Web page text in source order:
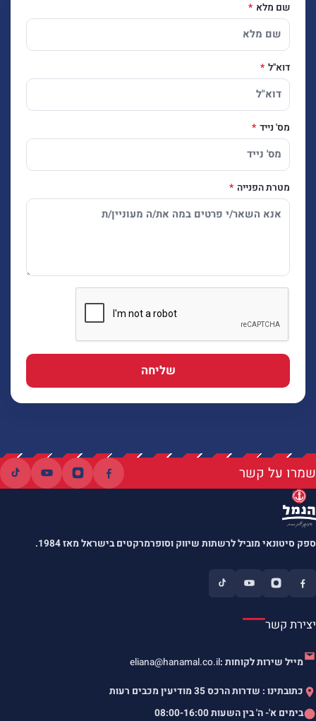
שם מלא
דוא"ל
מס' נייד
מטרת הפנייה
שליחה
שמרו על קשר
ספק סיטונאי מוביל לרשתות שיווק וסופרמרקטים בישראל מאז 1984.
יצירת קשר
מייל שירות לקוחות :eliana@hanamal.co.il
כתובתינו : שדרות הרכס 35 מודיעין מכבים רעות
בימים א'- ה' בין השעות08:00-16:00